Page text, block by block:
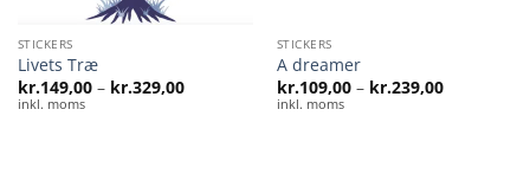
STICKERS
Livets Træ
kr.149,00 – kr.329,00Prisinterval:
kr.149,00
inkl. moms
STICKERS
A dreamer
kr.109,00 – kr.239,00
kr.109,00
inkl. moms